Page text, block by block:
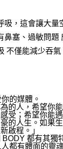
吸，這會讓大量
鼻塞、過敏問題
不僅能減少吞
的媒體。
的人，希望你
受；希望你能
的人生。如果
啟程。」
都有其獨
都有體面的靈